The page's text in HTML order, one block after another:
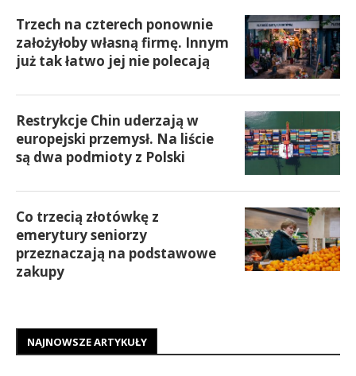
Trzech na czterech ponownie
założyłoby własną firmę. Innym
już tak łatwo jej nie polecają
Restrykcje Chin uderzają w
europejski przemysł. Na liście
są dwa podmioty z Polski
Co trzecią złotówkę z
emerytury seniorzy
przeznaczają na podstawowe
zakupy
NAJNOWSZE ARTYKUŁY